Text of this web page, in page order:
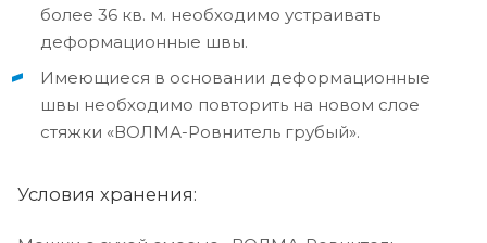
более 36 кв. м. необходимо устраивать
деформационные швы.
Имеющиеся в основании деформационные
швы необходимо повторить на новом слое
стяжки «ВОЛМА-Ровнитель грубый».
Условия хранения: